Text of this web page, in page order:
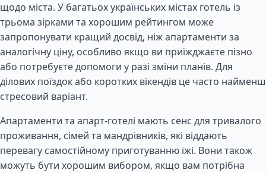
щодо міста. У багатьох українських містах готель із
трьома зірками та хорошим рейтингом може
запропонувати кращий досвід, ніж апартаменти за
аналогічну ціну, особливо якщо ви приїжджаєте пізно
або потребуєте допомоги у разі зміни планів. Для
ділових поїздок або коротких вікендів це часто найменш
стресовий варіант.
Апартаменти та апарт-готелі мають сенс для тривалого
проживання, сімей та мандрівників, які віддають
перевагу самостійному приготуванню їжі. Вони також
можуть бути хорошим вибором, якщо вам потрібна